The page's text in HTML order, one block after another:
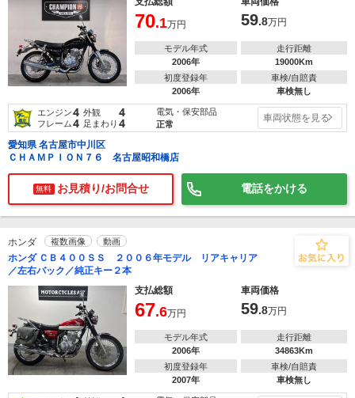
70.1万円 59.8万円
モデル年式
2006年
走行距離
19000Km
初度登録年
2006年
車検/自賠責
車検無し
エンジン4 外観 4
フレーム4 足まわり 4
電気・保安部品
正常
車両状態を見る
愛知県 名古屋市中川区
ＣＨＡＭＰＩＯＮ７６ 名古屋昭和橋店
無料 お見積り/お問合せ 電話をかける
ホンダ 複数画像 動画
ホンダ ＣＢ４００ＳＳ ２００６年モデル リアキャリア
／左右バック／純正キー２本
支払総額
車両価格
67.6万円 59.8万円
モデル年式
2006年
走行距離
34863Km
初度登録年
2007年
車検/自賠責
車検無し